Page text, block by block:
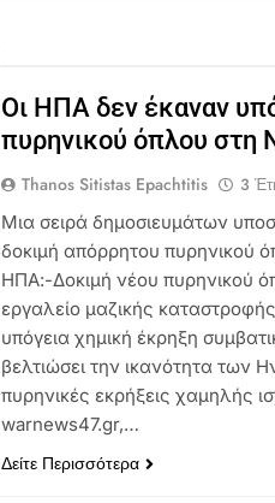
Οι ΗΠΑ δεν έκαναν
πυρηνικού όπλου στη
Thanos Sitistas Epachtitis 3
Μια σειρά δημοσιευμάτων
δοκιμή απόρρητου πυρηνικού
ΗΠΑ:-Δοκιμή νέου πυρηνικού
εργαλείο μαζικής
υπόγεια χημική έκρηξη
βελτιώσει την ικανότητα των
πυρηνικές εκρήξεις χαμηλής
warnews47.gr,…
Δείτε Περισσότερα